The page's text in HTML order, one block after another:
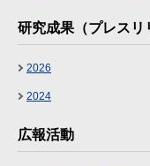
研究成果（プレスリ
2026
2024
広報活動